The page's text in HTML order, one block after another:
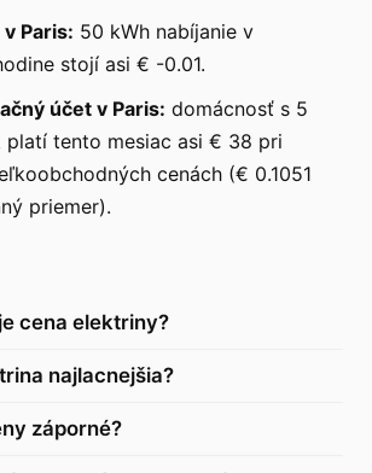
Paris: 50 kWh nabíjanie v
stojí asi € -0.01.
účet v Paris: domácnosť s 5
platí tento mesiac asi € 38 pri
cenách (€ 0.1051
priemer).
cena elektriny?
najlacnejšia?
záporné?